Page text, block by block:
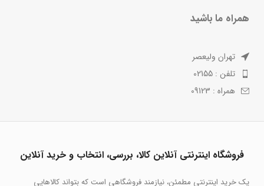
همراه ما باشید
تهران ولیعصر
تلفن : 02155
همراه : 09123
فروشگاه اینترنتی آنلاین کالا، بررسی، انتخاب و خرید آنلاین
یک خرید اینترنتی مطمئن، نیازمند فروشگاهی است که بتواند کالاهایی